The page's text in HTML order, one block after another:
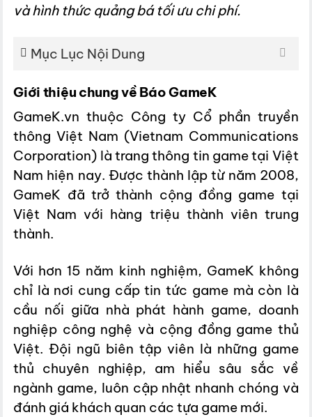
và hình thức quảng bá tối ưu chi phí.
Mục Lục Nội Dung
Giới thiệu chung về Báo GameK
GameK.vn thuộc Công ty Cổ phần truyền
thông Việt Nam (Vietnam Communications
Corporation) là trang thông tin game tại Việt
Nam hiện nay. Được thành lập từ năm 2008,
GameK đã trở thành cộng đồng game tại
Việt Nam với hàng triệu thành viên trung
thành.
Với hơn 15 năm kinh nghiệm, GameK không
chỉ là nơi cung cấp tin tức game mà còn là
cầu nối giữa nhà phát hành game, doanh
nghiệp công nghệ và cộng đồng game thủ
Việt. Đội ngũ biên tập viên là những game
thủ chuyên nghiệp, am hiểu sâu sắc về
ngành game, luôn cập nhật nhanh chóng và
đánh giá khách quan các tựa game mới.